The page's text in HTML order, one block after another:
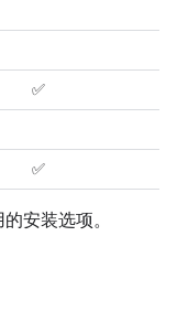
✅
✅
安装选项。